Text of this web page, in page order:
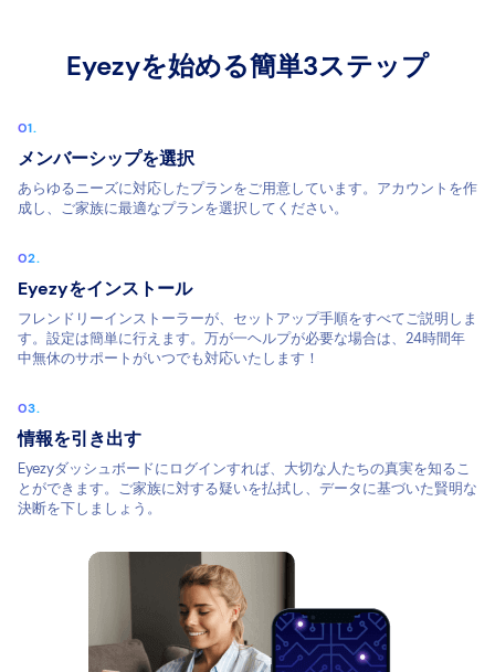
Eyezyを始める簡単3ステップ
メンバーシップを選択
あらゆるニーズに対応したプランをご用意しています。アカウントを作
成し、ご家族に最適なプランを選択してください。
Eyezyをインストール
フレンドリーインストーラーが、セットアップ手順をすべてご説明しま
す。設定は簡単に行えます。万が一ヘルプが必要な場合は、24時間年
中無休のサポートがいつでも対応いたします！
情報を引き出す
Eyezyダッシュボードにログインすれば、大切な人たちの真実を知るこ
とができます。ご家族に対する疑いを払拭し、データに基づいた賢明な
決断を下しましょう。